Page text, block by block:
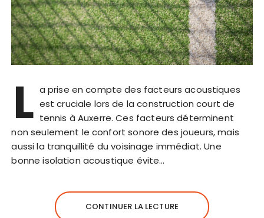
L a prise en compte des facteurs acoustiques
est cruciale lors de la construction court de
tennis à Auxerre. Ces facteurs déterminent
non seulement le confort sonore des joueurs, mais
aussi la tranquillité du voisinage immédiat. Une
bonne isolation acoustique évite…
CONTINUER LA LECTURE